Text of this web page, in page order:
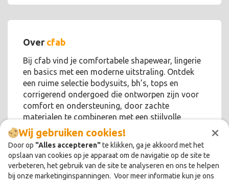
×
Wij gebruiken cookies!
Door op "Alles accepteren"te klikken, ga je akkoord met het
opslaan van cookies op je apparaat om de navigatie op de site te
verbeteren, het gebruik van de site te analyseren en ons te helpen
bij onze marketinginspanningen. Voor meer informatie kun je ons
Over cfab
Bij cfab vind je comfortabele shapewear, lingerie
en basics met een moderne uitstraling. Ontdek
een ruime selectie bodysuits, bh’s, tops en
corrigerend ondergoed die ontworpen zijn voor
comfort en ondersteuning, door zachte
materialen te combineren met een stijlvolle
pasvorm die geschikt is voor iedere dag!